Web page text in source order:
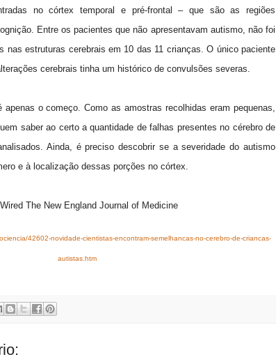
no córtex temporal e pré-frontal – que são as regiões
Entre os pacientes que não apresentavam autismo, não foi
nas estruturas cerebrais em 10 das 11 crianças. O único paciente
cerebrais tinha um histórico de convulsões severas.
o começo. Como as amostras recolhidas eram pequenas,
saber ao certo a quantidade de falhas presentes no cérebro de
Ainda, é preciso descobrir se a severidade do autismo
e à localização dessas porções no córtex.
The New England Journal of Medicine
42602-novidade-cientistas-encontram-semelhancas-no-cerebro-de-criancas-
autistas.htm